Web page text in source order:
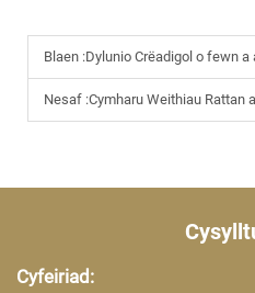
Blaen :Dylunio Crëadigol o fewn a
Nesaf :Cymharu Weithiau Rattan a
Cyfeiriad: